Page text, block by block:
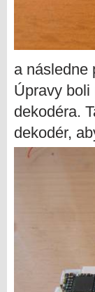
a následne
Úpravy
dekodéra.
dekodér,